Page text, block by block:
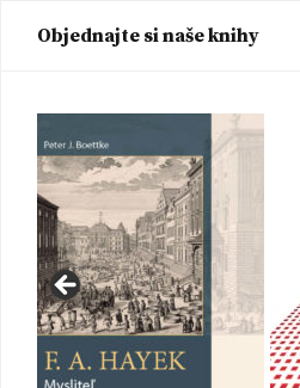
Objednajte si naše knihy